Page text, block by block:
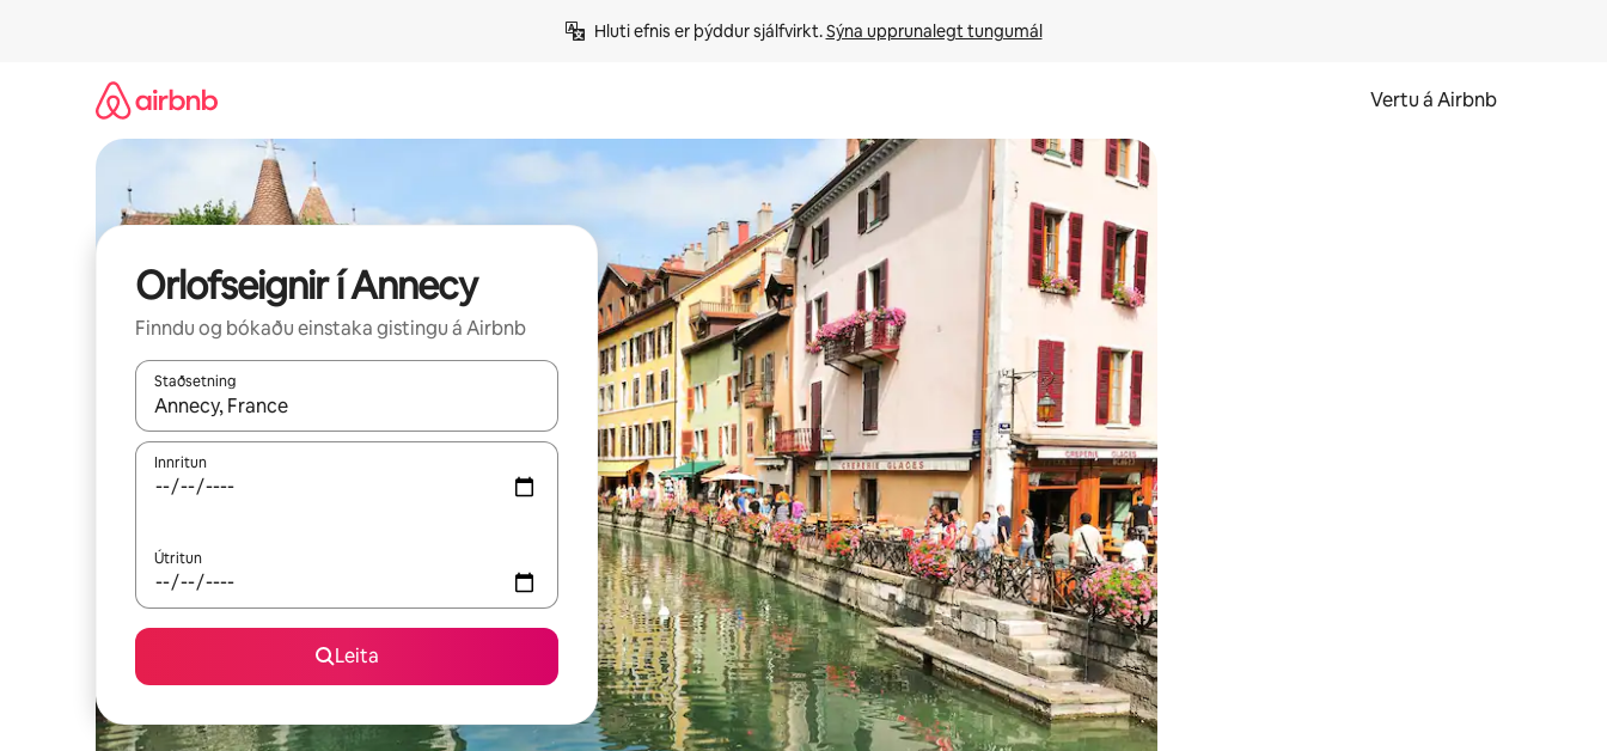
Hluti efnis er þýddur sjálfvirkt. Sýna upprunalegt tungumál
Vertu á Airbnb
Orlofseignir í Annecy
Finndu og bókaðu einstaka gistingu á Airbnb
Staðsetning
Þegar niðurstöður liggja fyrir skaltu nota upp og niður örvalyklana eða skoða með því að snerta eða strjúka.
Innritun
Útritun
Leita